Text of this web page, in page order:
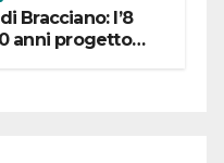
Bracciano: l’8
anni progetto